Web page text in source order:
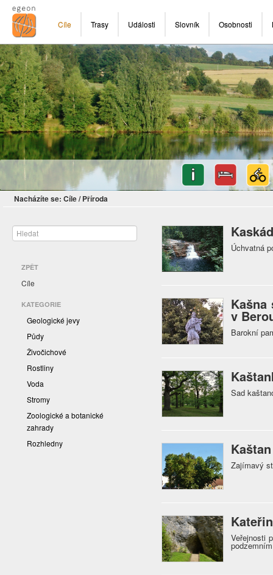
Cíle Trasy Události Slovník Osobnosti
Nacházíte se: Cíle/ Příroda
ZPĚT
Cíle
KATEGORIE
Geologické jevy
Půdy
Živočichové
Rostliny
Voda
Stromy
Zoologické a botanické
zahrady
Rozhledny
Úchvatná
Kašna
v
Barokní
Sad
Zajímavý
Veřejnosti